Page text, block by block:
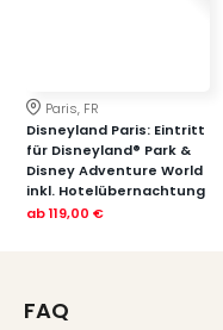
Paris, FR
Disneyland Paris: Eintritt
für Disneyland® Park &
Disney Adventure World
inkl. Hotelübernachtung
ab119,00 €
FAQ